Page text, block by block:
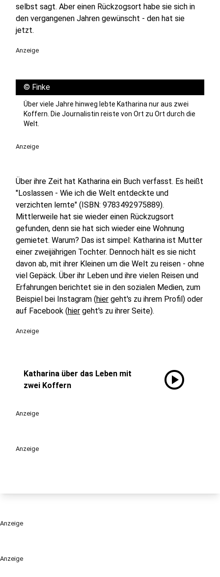
Anzeige
selbst sagt. Aber einen Rückzogsort habe sie sich in
den vergangenen Jahren gewünscht - den hat sie
jetzt.
Anzeige
© Finke
Über viele Jahre hinweg lebte Katharina nur aus zwei
Koffern. Die Journalistin reiste von Ort zu Ort durch die
Welt.
Anzeige
Über ihre Zeit hat Katharina ein Buch verfasst. Es heißt
"Loslassen - Wie ich die Welt entdeckte und
verzichten lernte" (ISBN: 9783492975889).
Mittlerweile hat sie wieder einen Rückzugsort
gefunden, denn sie hat sich wieder eine Wohnung
gemietet. Warum? Das ist simpel: Katharina ist Mutter
einer zweijährigen Tochter. Dennoch hält es sie nicht
davon ab, mit ihrer Kleinen um die Welt zu reisen - ohne
viel Gepäck. Über ihr Leben und ihre vielen Reisen und
Erfahrungen berichtet sie in den sozialen Medien, zum
Beispiel bei Instagram (hier geht's zu ihrem Profil) oder
auf Facebook (hier geht's zu ihrer Seite).
Anzeige
Katharina über das Leben mit
zwei Koffern
play_circle
Anzeige
Anzeige
Anzeige